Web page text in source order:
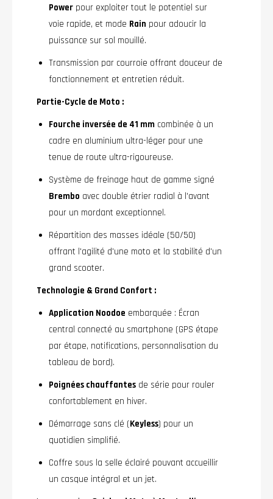
Power pour exploiter tout le potentiel sur
voie rapide, et mode Rain pour adoucir la
puissance sur sol mouillé.
Transmission par courroie offrant douceur de
fonctionnement et entretien réduit.
Partie-Cycle de Moto :
Fourche inversée de 41 mm combinée à un
cadre en aluminium ultra-léger pour une
tenue de route ultra-rigoureuse.
Système de freinage haut de gamme signé
Brembo avec double étrier radial à l'avant
pour un mordant exceptionnel.
Répartition des masses idéale (50/50)
offrant l'agilité d'une moto et la stabilité d'un
grand scooter.
Technologie & Grand Confort :
Application Noodoe embarquée : Écran
central connecté au smartphone (GPS étape
par étape, notifications, personnalisation du
tableau de bord).
Poignées chauffantes de série pour rouler
confortablement en hiver.
Démarrage sans clé (Keyless) pour un
quotidien simplifié.
Coffre sous la selle éclairé pouvant accueillir
un casque intégral et un jet.